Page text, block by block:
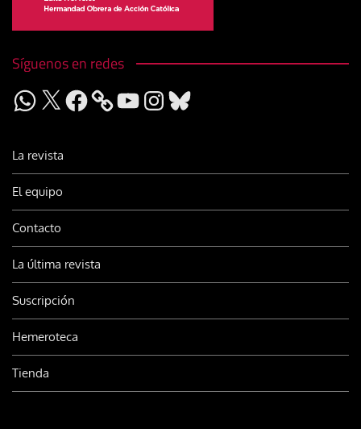
Síguenos en redes
WhatsApp
X Facebook YouTubeInstagram
Bluesky
La revista
El equipo
Contacto
La última revista
Suscripción
Hemeroteca
Tienda